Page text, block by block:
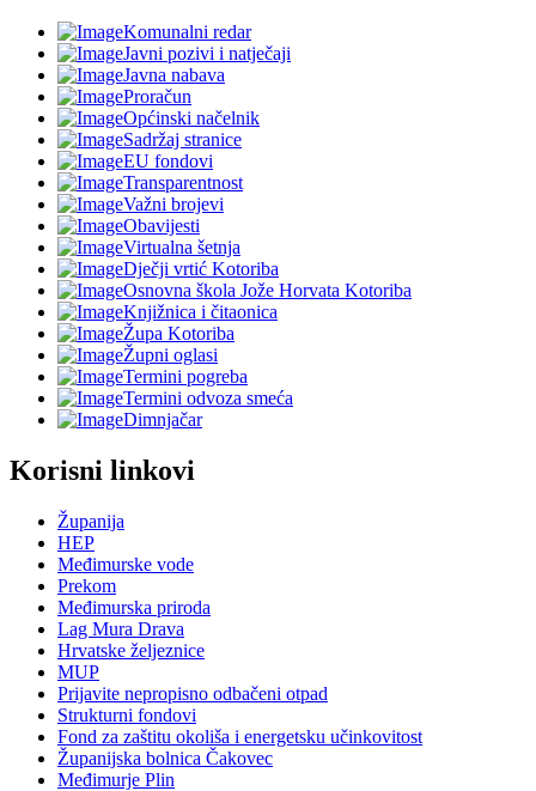
Komunalni redar
Javni pozivi i natječaji
Javna nabava
Proračun
Općinski načelnik
Sadržaj stranice
EU fondovi
Transparentnost
Važni brojevi
Obavijesti
Virtualna šetnja
Dječji vrtić Kotoriba
Osnovna škola Jože Horvata Kotoriba
Knjižnica i čitaonica
Župa Kotoriba
Župni oglasi
Termini pogreba
Termini odvoza smeća
Dimnjačar
Korisni linkovi
Županija
HEP
Međimurske vode
Prekom
Međimurska priroda
Lag Mura Drava
Hrvatske željeznice
MUP
Prijavite nepropisno odbačeni otpad
Strukturni fondovi
Fond za zaštitu okoliša i energetsku učinkovitost
Županijska bolnica Čakovec
Međimurje Plin